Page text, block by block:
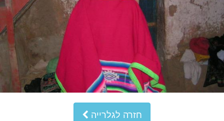
חזרה לגלרייה